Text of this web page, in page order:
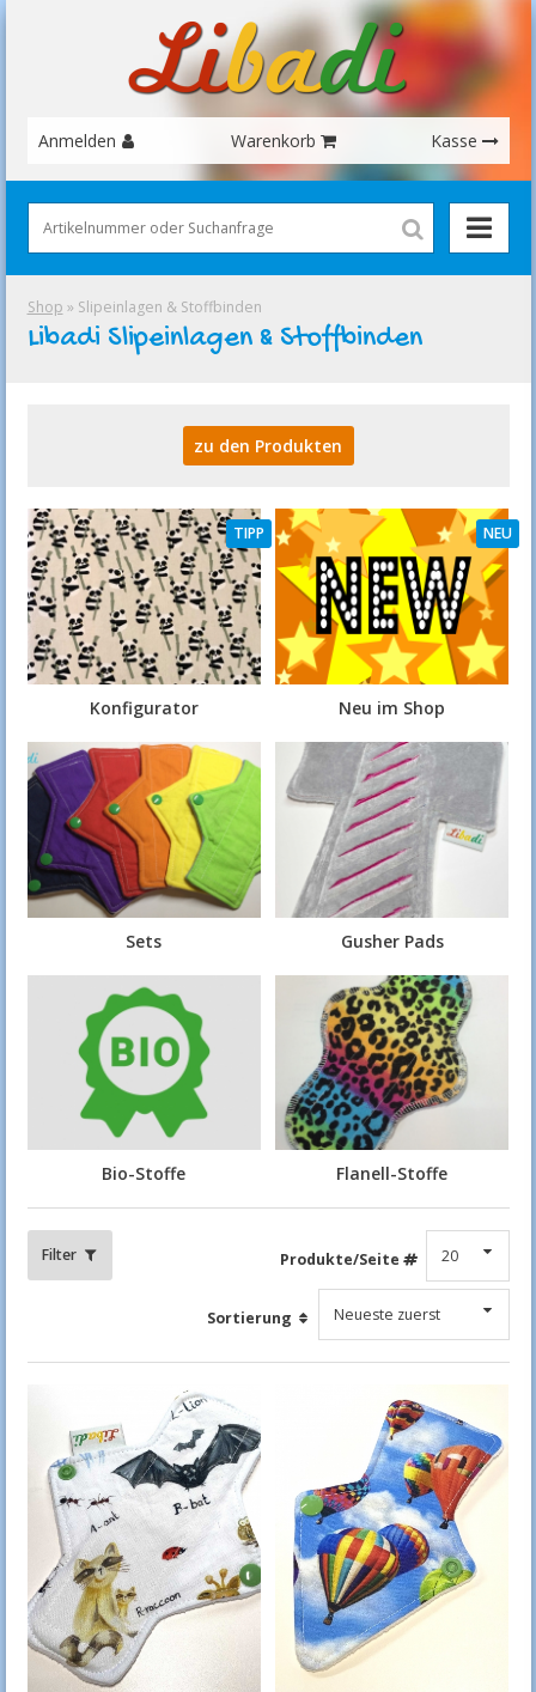
Anmelden Warenkorb Kasse
Shop » Slipeinlagen & Stoffbinden
Libadi Slipeinlagen & Stoffbinden
zu den Produkten
TIPP
Konfigurator
NEU
Neu im Shop
Sets Gusher Pads
Bio-Stoffe Flanell-Stoffe
Filter Produkte/Seite
Sortierung